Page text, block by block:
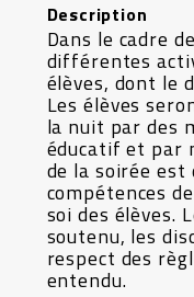
Description
Dans le cadre
différentes
élèves, dont le
Les élèves
la nuit par des
éducatif et par
de la soirée
compétences
soi des élèves.
soutenu, les
respect des
entendu.